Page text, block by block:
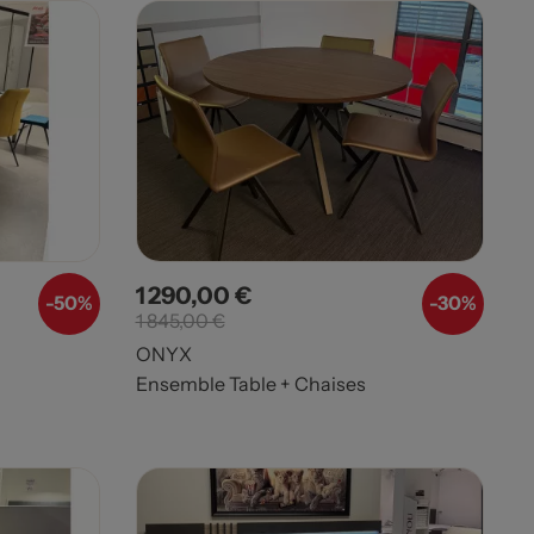
-50% -30%
Prix
1 290,00 €Prix de base
1 845,00 €
ONYX
Ensemble Table + Chaises